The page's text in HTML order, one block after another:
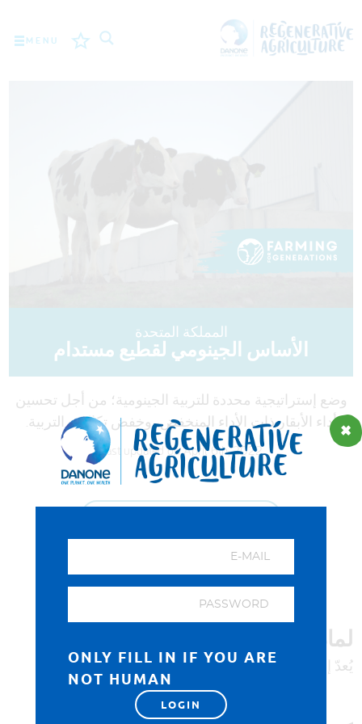
MENU
NEDERLANDS
FRANÇAIS
ESPAÑOL
ENGLISH
DEUTSCH
العربية
المملكة المتحدة
الأساس الجينومي لقطيع مستدام
وضع إستراتيجية محددة للتربية الجينومية؛ من أجل تحسين
أداء الأبقار ذات الأداء المنخفض، وخفض تكاليف التربية.
Last updated on April 6th, 2022
بالتعاون مع شركة Neogen
لماذا يُعدّ هذا الأمر مهمًا؟
يُعدّ إنتاج الحليب سمة موروثة جزئيًا.
ONLY FILL IN IF YOU ARE
NOT HUMAN